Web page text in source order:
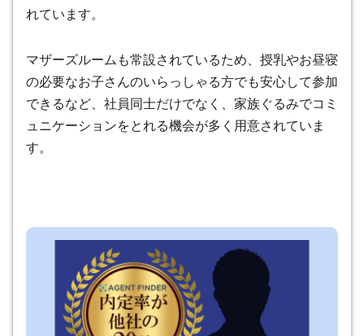
れています。
マザーズルームも常設されているため、授乳やお昼寝
の必要なお子さんのいらっしゃる方でも安心して参加
できるなど、社員同士だけでなく、家族ぐるみでコミ
ュニケーションをとれる機会が多く用意されていま
す。